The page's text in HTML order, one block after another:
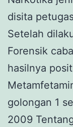
disita
Setelah
Forensik
hasilnya
golongan 1
2009